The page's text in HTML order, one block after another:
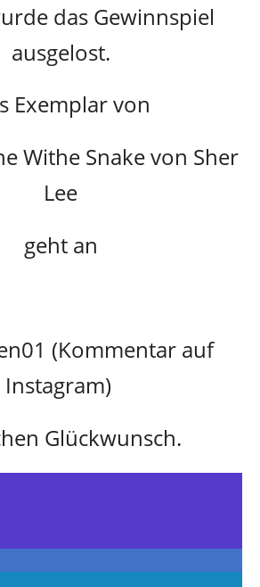
das Gewinnspiel
ausgelost.
Exemplar von
Withe Snake von Sher
Lee
geht an
(Kommentar auf
Instagram)
Glückwunsch.